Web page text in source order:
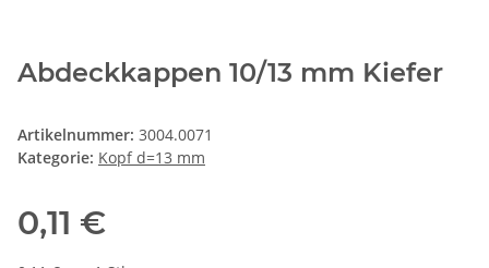
Abdeckkappen 10/13 mm Kiefer
Artikelnummer: 3004.0071
Kategorie: Kopf d=13 mm
0,11 €